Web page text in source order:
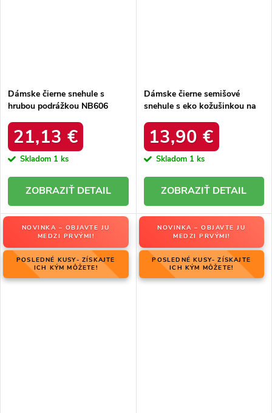
Dámske čierne snehule s
hrubou podrážkou NB606
21,13 €
Skladom 1 ks
DETAIL
Dámske čierne semišové
snehule s eko kožušinkou na
BLACK
13,90 €
Skladom 1 ks
DETAIL
NOVINKA – OBJAVTE JU
MEDZI PRVÝMI!
POSLEDNÉ KUSY- ZÍSKAJTE
ICH KÝM MÔŽETE!
NOVINKA – OBJAVTE JU
MEDZI PRVÝMI!
POSLEDNÉ KUSY- ZÍSKAJTE
ICH KÝM MÔŽETE!